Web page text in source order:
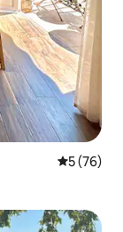
Średnia
5 (76)